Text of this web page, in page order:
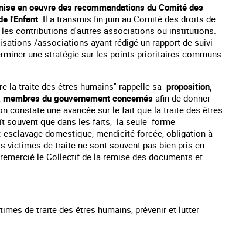
en oeuvre des recommandations du Comité des
l'Enfant . Il a transmis fin juin au Comité des droits de
contributions d'autres associations ou institutions.
/associations ayant rédigé un rapport de suivi
une stratégie sur les points prioritaires communs
la traite des êtres humains" rappelle sa proposition,
du gouvernement concernés afin de donner
constate une avancée sur le fait que la traite des êtres
souvent que dans les faits, la seule forme
domestique, mendicité forcée, obligation à
victimes de traite ne sont souvent pas bien pris en
le Collectif de la remise des documents et
de traite des êtres humains, prévenir et lutter